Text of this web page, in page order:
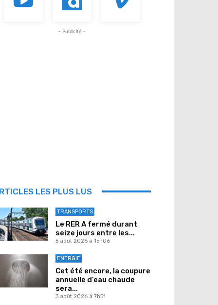
- Publicité -
LES PLUS LUS
TRANSPORTS
Le RER A fermé durant
seize jours entre les...
5 août 2026 à 15h06
ENERGIE
Cet été encore, la coupure
annuelle d’eau chaude
sera...
3 août 2026 à 7h51